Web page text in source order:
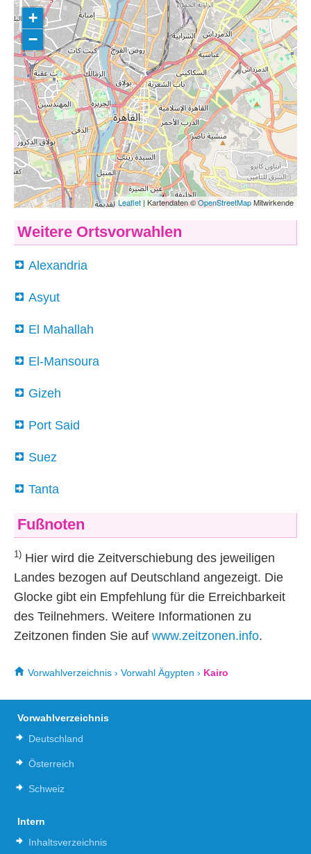
Weitere Ortsvorwahlen
Alexandria
Asyut
El Mahallah
El-Mansoura
Gizeh
Port Said
Suez
Tanta
Fußnoten
1) Hier wird die Zeitverschiebung des jeweiligen
Landes bezogen auf Deutschland angezeigt. Die
Glocke gibt ein Empfehlung für die Erreichbarkeit
des Teilnehmers. Weitere Informationen zu
Zeitzonen finden Sie auf www.zeitzonen.info.
Vorwahlverzeichnis › Vorwahl Ägypten › Kairo
Vorwahlverzeichnis
Deutschland
Österreich
Schweiz
Intern
Inhaltsverzeichnis